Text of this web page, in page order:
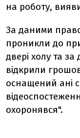
на роботу,
За даними
проникли до
двері холу та
відкрили
оснащений ані
охоронявся".